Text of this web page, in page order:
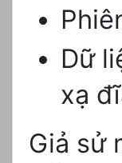
Dữ
xạ
Giả sử